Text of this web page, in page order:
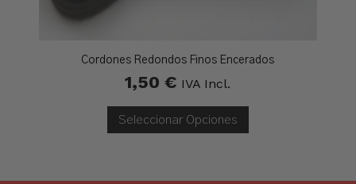
Cordones Redondos Finos Encerados
1,50€ IVA Incl.
Seleccionar Opciones